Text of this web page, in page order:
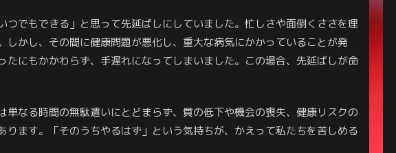
つでもできる」と思って先延ばしにしていました。忙しさや面倒くささを理
しかし、その間に健康問題が悪化し、重大な病気にかかっていることが発
たにもかかわらず、手遅れになってしまいました。この場合、先延ばしが命
単なる時間の無駄遣いにとどまらず、質の低下や機会の喪失、健康リスクの
ります。「そのうちやるはず」という気持ちが、かえって私たちを苦しめる